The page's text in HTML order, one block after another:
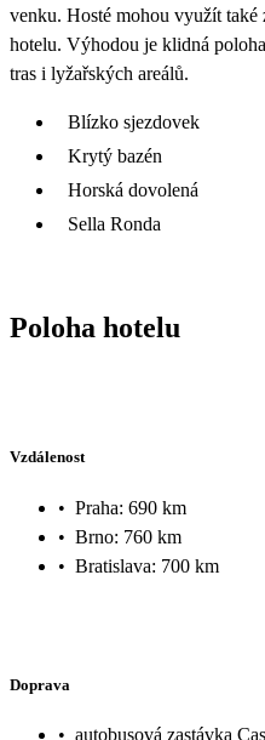
venku. Hosté mohou využít také
hotelu. Výhodou je klidná
tras i lyžařských areálů.
Blízko sjezdovek
Krytý bazén
Horská dovolená
Sella Ronda
Poloha hotelu
Vzdálenost
• Praha: 690 km
• Brno: 760 km
• Bratislava: 700 km
Doprava
• autobusová zastávka